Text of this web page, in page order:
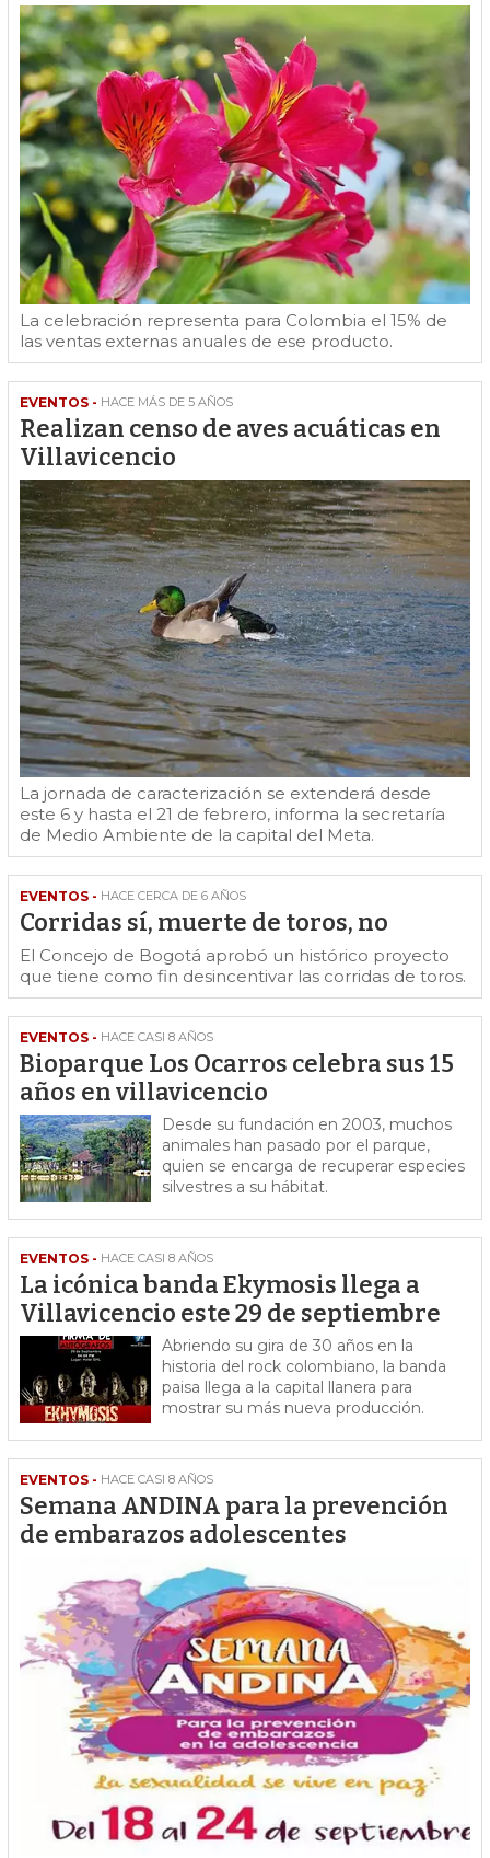
La celebración representa para Colombia el 15% de
las ventas externas anuales de ese producto.
EVENTOS - HACE MÁS DE 5 AÑOS
Realizan censo de aves acuáticas en
Villavicencio
La jornada de caracterización se extenderá desde
este 6 y hasta el 21 de febrero, informa la secretaría
de Medio Ambiente de la capital del Meta.
EVENTOS - HACE CERCA DE 6 AÑOS
Corridas sí, muerte de toros, no
El Concejo de Bogotá aprobó un histórico proyecto
que tiene como fin desincentivar las corridas de toros.
EVENTOS - HACE CASI 8 AÑOS
Bioparque Los Ocarros celebra sus 15
años en villavicencio
Desde su fundación en 2003, muchos
animales han pasado por el parque,
quien se encarga de recuperar especies
silvestres a su hábitat.
EVENTOS - HACE CASI 8 AÑOS
La icónica banda Ekymosis llega a
Villavicencio este 29 de septiembre
Abriendo su gira de 30 años en la
historia del rock colombiano, la banda
paisa llega a la capital llanera para
mostrar su más nueva producción.
EVENTOS - HACE CASI 8 AÑOS
Semana ANDINA para la prevención
de embarazos adolescentes